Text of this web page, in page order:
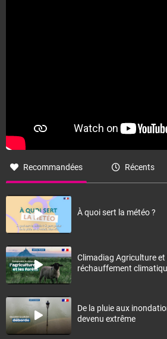
Recommandées Récents
À quoi sert la météo ?
Climadiag Agriculture et
réchauffement
De la pluie aux
devenu extrême